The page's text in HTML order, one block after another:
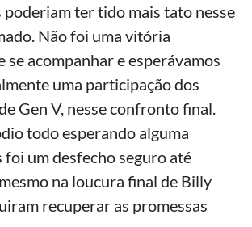
ter tido mais tato nesse
Não foi uma vitória
se acompanhar e esperávamos
uma participação dos
Gen V, nesse confronto final.
todo esperando alguma
foi um desfecho seguro até
na loucura final de Billy
recuperar as promessas